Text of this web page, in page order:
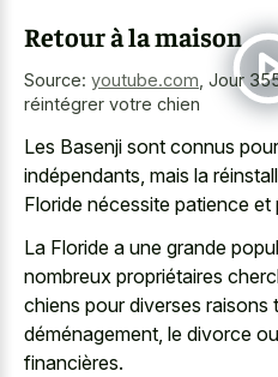
Retour à la maison
Source: youtube.com, Jour
réintégrer votre chien
Les Basenji sont connus
indépendants, mais la
Floride nécessite patience et
La Floride a une grande
nombreux propriétaires
chiens pour diverses raisons
déménagement, le divorce
financières.